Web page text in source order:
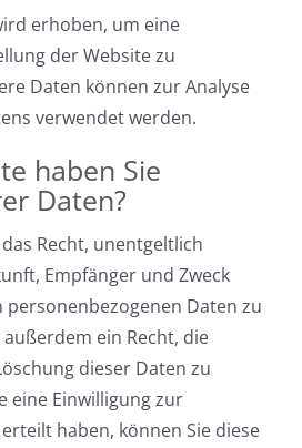
erhoben, um eine
der Website zu
Daten können zur Analyse
verwendet werden.
haben Sie
Daten?
Recht, unentgeltlich
Empfänger und Zweck
Daten zu
ein Recht, die
dieser Daten zu
eine Einwilligung zur
haben, können Sie diese